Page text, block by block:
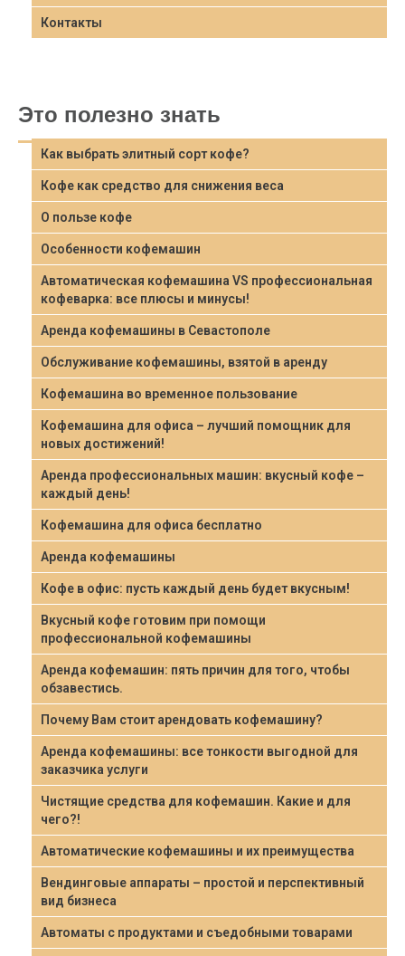
Контакты
Это полезно знать
Как выбрать элитный сорт кофе?
Кофе как средство для снижения веса
О пользе кофе
Особенности кофемашин
Автоматическая кофемашина VS профессиональная
кофеварка: все плюсы и минусы!
Аренда кофемашины в Севастополе
Обслуживание кофемашины, взятой в аренду
Кофемашина во временное пользование
Кофемашина для офиса – лучший помощник для
новых достижений!
Аренда профессиональных машин: вкусный кофе –
каждый день!
Кофемашина для офиса бесплатно
Аренда кофемашины
Кофе в офис: пусть каждый день будет вкусным!
Вкусный кофе готовим при помощи
профессиональной кофемашины
Аренда кофемашин: пять причин для того, чтобы
обзавестись.
Почему Вам стоит арендовать кофемашину?
Аренда кофемашины: все тонкости выгодной для
заказчика услуги
Чистящие средства для кофемашин. Какие и для
чего?!
Автоматические кофемашины и их преимущества
Вендинговые аппараты – простой и перспективный
вид бизнеса
Автоматы с продуктами и съедобными товарами